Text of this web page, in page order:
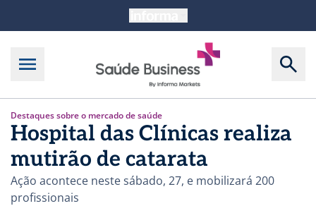
Destaques sobre o mercado de saúde
Hospital das Clínicas realiza
mutirão de catarata
Ação acontece neste sábado, 27, e mobilizará 200
profissionais